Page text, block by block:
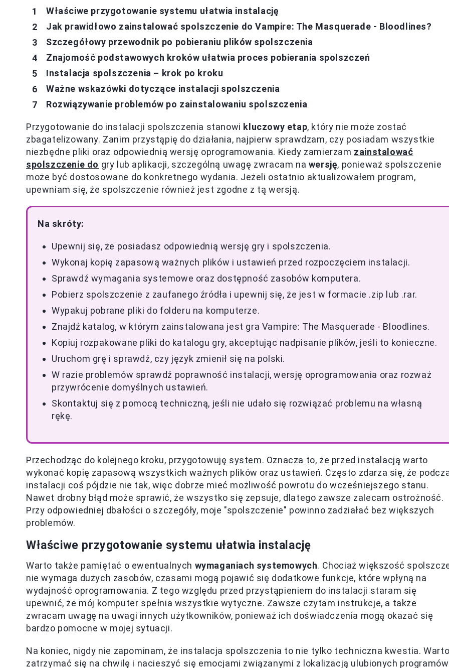
Właściwe przygotowanie systemu ułatwia instalację
Jak prawidłowo zainstalować spolszczenie do Vampire: The Masquerade - Bloodlines?
Szczegółowy przewodnik po pobieraniu plików spolszczenia
Znajomość podstawowych kroków ułatwia proces pobierania spolszczeń
Instalacja spolszczenia – krok po kroku
Ważne wskazówki dotyczące instalacji spolszczenia
Rozwiązywanie problemów po zainstalowaniu spolszczenia
Przygotowanie do instalacji spolszczenia stanowi kluczowy etap, który nie może zostać
zbagatelizowany. Zanim przystąpię do działania, najpierw sprawdzam, czy posiadam wszystkie
niezbędne pliki oraz odpowiednią wersję oprogramowania. Kiedy zamierzam zainstalować
spolszczenie do gry lub aplikacji, szczególną uwagę zwracam na wersję, ponieważ spolszczenie
może być dostosowane do konkretnego wydania. Jeżeli ostatnio aktualizowałem program,
upewniam się, że spolszczenie również jest zgodne z tą wersją.
Na skróty:
Upewnij się, że posiadasz odpowiednią wersję gry i spolszczenia.
Wykonaj kopię zapasową ważnych plików i ustawień przed rozpoczęciem instalacji.
Sprawdź wymagania systemowe oraz dostępność zasobów komputera.
Pobierz spolszczenie z zaufanego źródła i upewnij się, że jest w formacie .zip lub .rar.
Wypakuj pobrane pliki do folderu na komputerze.
Znajdź katalog, w którym zainstalowana jest gra Vampire: The Masquerade - Bloodlines.
Kopiuj rozpakowane pliki do katalogu gry, akceptując nadpisanie plików, jeśli to konieczne.
Uruchom grę i sprawdź, czy język zmienił się na polski.
W razie problemów sprawdź poprawność instalacji, wersję oprogramowania oraz rozważ
przywrócenie domyślnych ustawień.
Skontaktuj się z pomocą techniczną, jeśli nie udało się rozwiązać problemu na własną
rękę.
Przechodząc do kolejnego kroku, przygotowuję system. Oznacza to, że przed instalacją warto
wykonać kopię zapasową wszystkich ważnych plików oraz ustawień. Często zdarza się, że
instalacji coś pójdzie nie tak, więc dobrze mieć możliwość powrotu do wcześniejszego stanu.
Nawet drobny błąd może sprawić, że wszystko się zepsuje, dlatego zawsze zalecam ostrożność.
Przy odpowiedniej dbałości o szczegóły, moje "spolszczenie" powinno zadziałać bez większych
problemów.
Właściwe przygotowanie systemu ułatwia instalację
Warto także pamiętać o ewentualnych wymaganiach systemowych. Chociaż większość
nie wymaga dużych zasobów, czasami mogą pojawić się dodatkowe funkcje, które wpłyną na
wydajność oprogramowania. Z tego względu przed przystąpieniem do instalacji staram się
upewnić, że mój komputer spełnia wszystkie wytyczne. Zawsze czytam instrukcje, a także
zwracam uwagę na uwagi innych użytkowników, ponieważ ich doświadczenia mogą okazać się
bardzo pomocne w mojej sytuacji.
Na koniec, nigdy nie zapominam, że instalacja spolszczenia to nie tylko techniczna kwestia.
zatrzymać się na chwilę i nacieszyć się emocjami związanymi z lokalizacją ulubionych programów